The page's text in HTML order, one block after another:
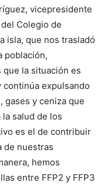
vicepresidente
Colegio de
isla, que nos trasladó
población,
la situación es
continúa expulsando
gases y ceniza que
salud de los
es el de contribuir
de nuestras
hemos
entre FFP2 y FFP3